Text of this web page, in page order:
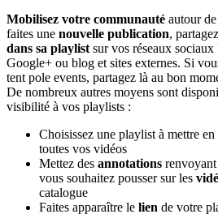
Mobilisez votre communauté autour
faites une nouvelle publication,
dans sa playlist sur vos réseaux
Google+ ou blog et sites externes. Si
tent pole events, partagez là au bon
De nombreux autres moyens sont
visibilité à vos playlists :
Choisissez une playlist à mettre en
toutes vos vidéos
Mettez des annotations
vous souhaitez pousser sur les
catalogue
Faites apparaître le lien de votre